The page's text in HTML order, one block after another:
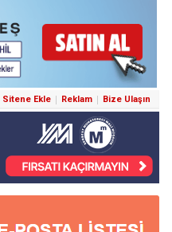
Sitene Ekle Reklam Bize Ulaşın